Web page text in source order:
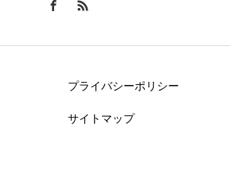
プライバシーポリシー
サイトマップ